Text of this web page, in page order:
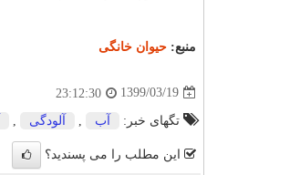
منبع: حیوان خانگی
1399/03/19
23:12:30
تگهای خبر: آب آلودگی
این مطلب را می پسندید؟